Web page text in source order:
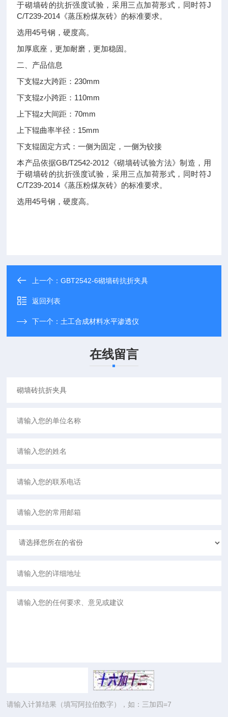
于砌墙砖的抗折强度试验，采用三点加荷形式，同时符J
C/T239-2014《蒸压粉煤灰砖》的标准要求。
选用45号钢，硬度高。
加厚底座，更加耐磨，更加稳固。
二、产品信息
下支辊z大跨距：230mm
下支辊z小跨距：110mm
上下辊z大间距：70mm
上下辊曲率半径：15mm
下支辊固定方式：一侧为固定，一侧为铰接
本产品依据GB/T2542-2012《砌墙砖试验方法》制造，用
于砌墙砖的抗折强度试验，采用三点加荷形式，同时符J
C/T239-2014《蒸压粉煤灰砖》的标准要求。
选用45号钢，硬度高。
上一个：GBT2542-6砌墙砖抗折夹具
返回列表
下一个： 土工合成材料水平渗透仪
在线留言
请输入计算结果（填写阿拉伯数字），如：三加四=7